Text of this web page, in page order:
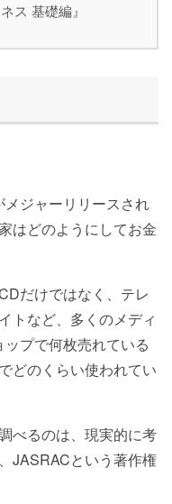
ス 基礎編』
ジャーリリースされ
はどのようにしてお金
だけではなく、テレ
トなど、多くのメディ
プで何枚売れている
どのくらい使われてい
べるのは、現実的に考
JASRACという著作権